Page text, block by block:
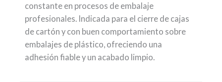
constante en procesos de embalaje
profesionales. Indicada para el cierre de cajas
de cartón y con buen comportamiento sobre
embalajes de plástico, ofreciendo una
adhesión fiable y un acabado limpio.